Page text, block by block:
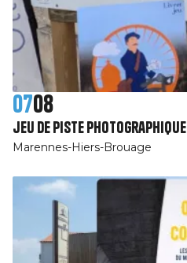
0708
jeu de piste photographique
Marennes-Hiers-Brouage